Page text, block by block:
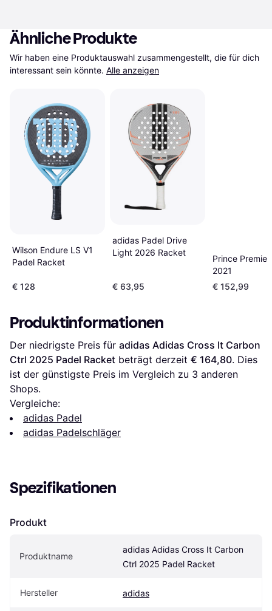
Ähnliche Produkte
Wir haben eine Produktauswahl zusammengestellt, die für dich
interessant sein könnte. Alle anzeigen
Wilson Endure LS V1
Padel Racket
€ 128
adidas Padel Drive
Light 2026 Racket
€ 63,95
Prince Premier
2021
€ 152,99
Produktinformationen
Der niedrigste Preis für adidas Adidas Cross It Carbon
Ctrl 2025 Padel Racket beträgt derzeit € 164,80. Dies
ist der günstigste Preis im Vergleich zu 3 anderen
Shops.
Vergleiche:
adidas Padel
adidas Padelschläger
Spezifikationen
Produkt
Produktname
adidas Adidas Cross It Carbon
Ctrl 2025 Padel Racket
Hersteller adidas